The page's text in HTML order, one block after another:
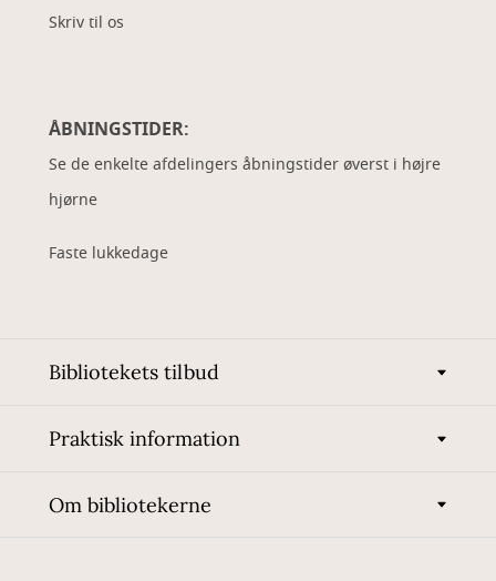
Skriv til os
ÅBNINGSTIDER:
Se de enkelte afdelingers åbningstider øverst i højre
hjørne
Faste lukkedage
Bibliotekets tilbud
Praktisk information
Om bibliotekerne